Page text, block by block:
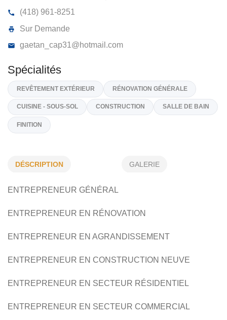
198, Avenue Cartier, Sept-ÎlesG4R 2S9
(418) 961-8251
Sur Demande
Spécialités
REVÊTEMENT EXTÉRIEUR
DÉSCRIPTION GALERIE
ENTREPRENEUR GÉNÉRAL
ENTREPRENEUR EN RÉNOVATION
ENTREPRENEUR EN AGRANDISSEMENT
ENTREPRENEUR EN CONSTRUCTION NEUVE
ENTREPRENEUR EN SECTEUR RÉSIDENTIEL
ENTREPRENEUR EN SECTEUR COMMERCIAL